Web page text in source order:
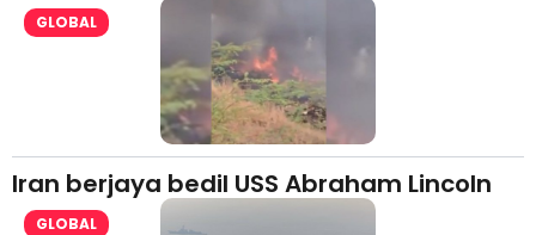
GLOBAL
Iran berjaya bedil USS Abraham Lincoln
GLOBAL